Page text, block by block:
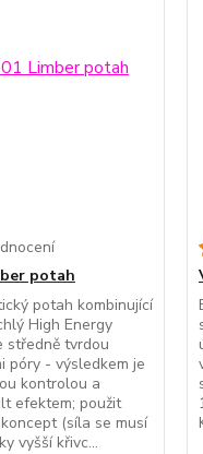
potah
potah kombinující
High Energy
středně tvrdou
póry - výsledkem je
kontrolou a
efektem; použit
(síla se musí
vyšší křivc...